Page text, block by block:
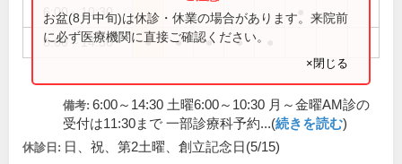
6:00～10:30
6:00～14:30 ● ● ● ●
お盆(8月中旬)は休診・休業の場合があります。来院前
に必ず医療機関に直接ご確認ください。
×閉じる
備考: 6:00～14:30 土曜6:00～10:30 月～金曜AM診の
受付は11:30まで 一部診療科予約...(続きを読む)
休診日: 日、祝、第2土曜、創立記念日(5/15)